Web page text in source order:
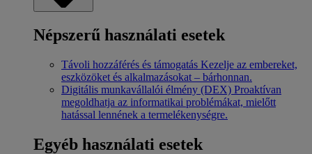
Népszerű használati esetek
Távoli hozzáférés és támogatás Kezelje az embereket,
eszközöket és alkalmazásokat – bárhonnan.
Digitális munkavállalói élmény (DEX) Proaktívan
megoldhatja az informatikai problémákat, mielőtt
hatással lennének a termelékenységre.
Egyéb használati esetek